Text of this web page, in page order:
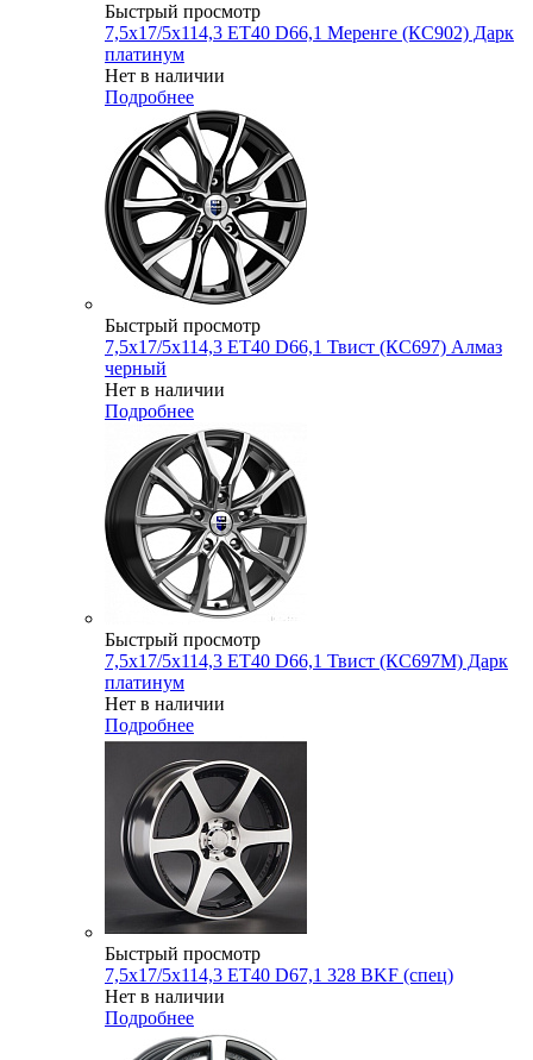
Быстрый просмотр
7,5x17/5x114,3 ET40 D66,1 Меренге (КС902) Дарк
платинум
Нет в наличии
Подробнее
Быстрый просмотр
7,5x17/5x114,3 ET40 D66,1 Твист (КС697) Алмаз
черный
Нет в наличии
Подробнее
Быстрый просмотр
7,5x17/5x114,3 ET40 D66,1 Твист (КС697М) Дарк
платинум
Нет в наличии
Подробнее
Быстрый просмотр
7,5x17/5x114,3 ET40 D67,1 328 BKF (спец)
Нет в наличии
Подробнее